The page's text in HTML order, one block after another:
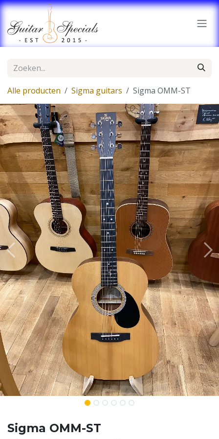
Overslaan naar inhoud
Alle producten Sigma guitars Sigma OMM-ST
Sigma OMM-ST